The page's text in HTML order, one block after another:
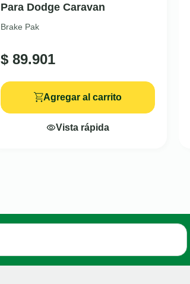
Para Dodge Caravan
Brake Pak
$ 89.901
Agregar al carrito
Vista rápida